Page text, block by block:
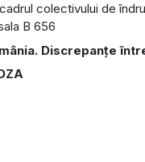
colectivului de
B 656
Discrepanţe